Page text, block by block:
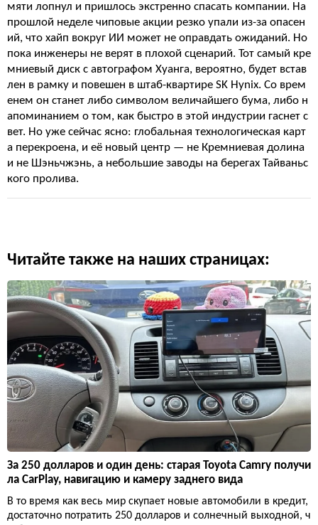
мяти лопнул и пришлось экстренно спасать компании. На
прошлой неделе чиповые акции резко упали из-за опасен
ий, что хайп вокруг ИИ может не оправдать ожиданий. Но
пока инженеры не верят в плохой сценарий. Тот самый кре
мниевый диск с автографом Хуанга, вероятно, будет встав
лен в рамку и повешен в штаб-квартире SK Hynix. Со врем
енем он станет либо символом величайшего бума, либо н
апоминанием о том, как быстро в этой индустрии гаснет с
вет. Но уже сейчас ясно: глобальная технологическая карт
а перекроена, и её новый центр — не Кремниевая долина
и не Шэньчжэнь, а небольшие заводы на берегах Тайваньс
кого пролива.
Читайте также на наших страницах:
За 250 долларов и один день: старая Toyota Camry получи
ла CarPlay, навигацию и камеру заднего вида
В то время как весь мир скупает новые автомобили в кредит,
достаточно потратить 250 долларов и солнечный выходной, ч